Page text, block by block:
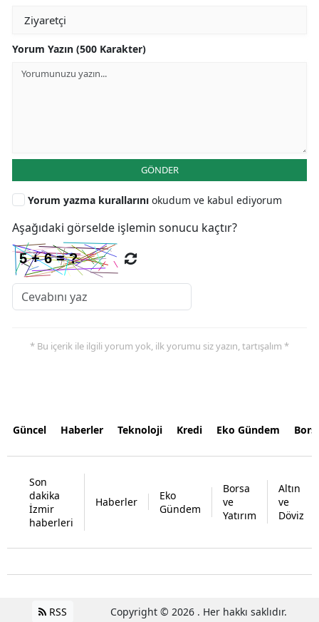
Yorum Yazın (500 Karakter)
GÖNDER
Yorum yazma kurallarını okudum ve kabul ediyorum
Aşağıdaki görselde işlemin sonucu kaçtır?
* Bu içerik ile ilgili yorum yok, ilk yorumu siz yazın, tartışalım *
Güncel Haberler Teknoloji Kredi Eko Gündem
Son
dakika
İzmir
haberleri
Haberler
Eko
Gündem
Borsa
ve
Yatırım
Altın
ve
Döviz
RSS Copyright © 2026 . Her hakkı saklıdır.